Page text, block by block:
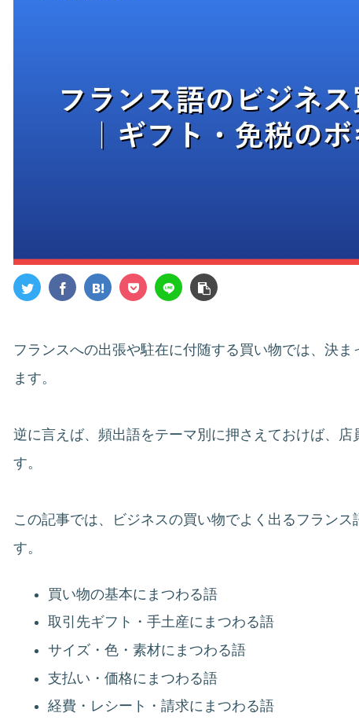
フランスへの出張や駐在に付随する買い物では、決
ます。
逆に言えば、頻出語をテーマ別に押さえておけば、店
す。
この記事では、ビジネスの買い物でよく出るフラン
す。
買い物の基本にまつわる語
取引先ギフト・手土産にまつわる語
サイズ・色・素材にまつわる語
支払い・価格にまつわる語
経費・レシート・請求にまつわる語